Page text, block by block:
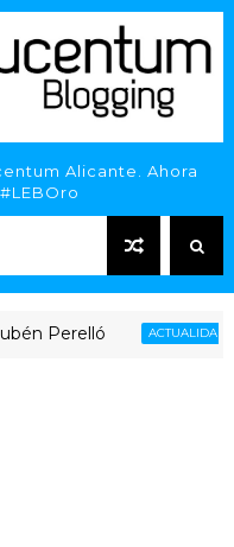
Alicante. Ahora
Perelló ACTUALIDAD